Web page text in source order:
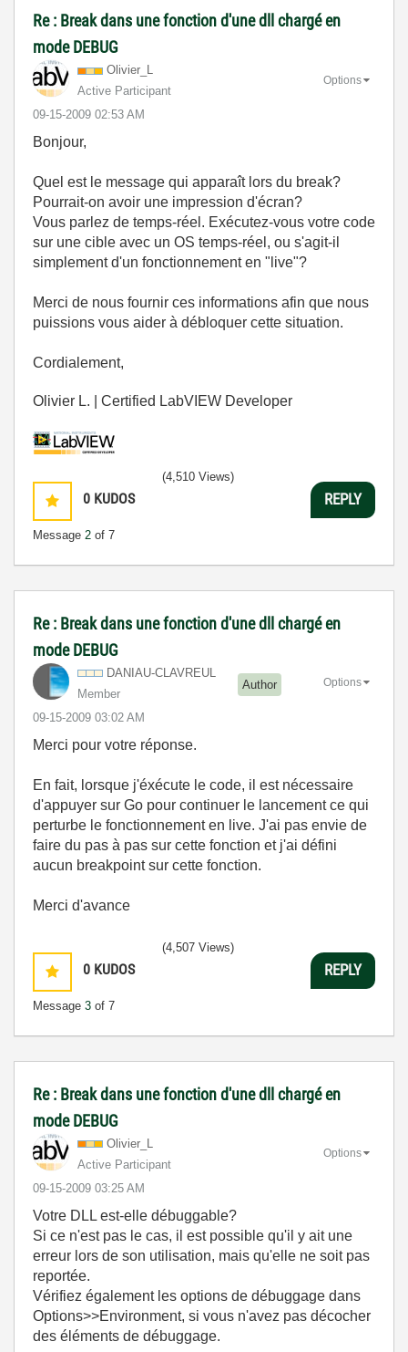
Re : Break dans une fonction d'une dll chargé en
mode DEBUG
Olivier_L
Active Participant
‎09-15-2009 02:53 AM
Options
Bonjour,
Quel est le message qui apparaît lors du break?
Pourrait-on avoir une impression d'écran?
Vous parlez de temps-réel. Exécutez-vous votre code
sur une cible avec un OS temps-réel, ou s'agit-il
simplement d'un fonctionnement en "live"?
Merci de nous fournir ces informations afin que nous
puissions vous aider à débloquer cette situation.
Cordialement,
Olivier L. | Certified LabVIEW Developer
0 KUDOS
Message 2 of 7
(4,510 Views)
REPLY
Re : Break dans une fonction d'une dll chargé en
mode DEBUG
DANIAU-CLAVREUL
Member
Author
‎09-15-2009 03:02 AM
Options
Merci pour votre réponse.
En fait, lorsque j'éxécute le code, il est nécessaire
d'appuyer sur Go pour continuer le lancement ce qui
perturbe le fonctionnement en live. J'ai pas envie de
faire du pas à pas sur cette fonction et j'ai défini
aucun breakpoint sur cette fonction.
Merci d'avance
0 KUDOS
Message 3 of 7
(4,507 Views)
REPLY
Re : Break dans une fonction d'une dll chargé en
mode DEBUG
Olivier_L
Active Participant
‎09-15-2009 03:25 AM
Options
Votre DLL est-elle débuggable?
Si ce n'est pas le cas, il est possible qu'il y ait une
erreur lors de son utilisation, mais qu'elle ne soit pas
reportée.
Vérifiez également les options de débuggage dans
Options>>Environment, si vous n'avez pas décocher
des éléments de débuggage.